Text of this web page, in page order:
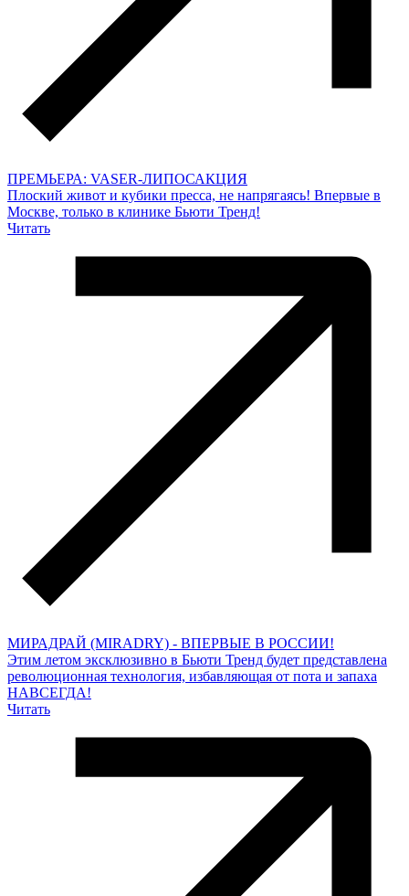
ПРЕМЬЕРА: VASER-ЛИПОСАКЦИЯ
Плоский живот и кубики пресса, не напрягаясь! Впервые в
Москве, только в клинике Бьюти Тренд!
Читать
МИРАДРАЙ (MIRADRY) - ВПЕРВЫЕ В РОССИИ!
Этим летом эксклюзивно в Бьюти Тренд будет представлена
революционная технология, избавляющая от пота и запаха
НАВСЕГДА!
Читать